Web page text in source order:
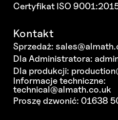
Certyfikat ISO
Kontakt
Sprzedaż:
Dla Administratora:
Dla produkcji:
Informacje techniczne:
technical@almath.co.uk
Proszę dzwonić: 01638